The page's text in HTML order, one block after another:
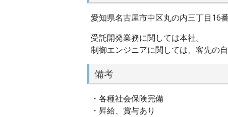
愛知県名古屋市中区丸の内三丁目16
受託開発業務に関しては本社。
制御エンジニアに関しては、客先の
備考
・各種社会保険完備
・昇給、賞与あり